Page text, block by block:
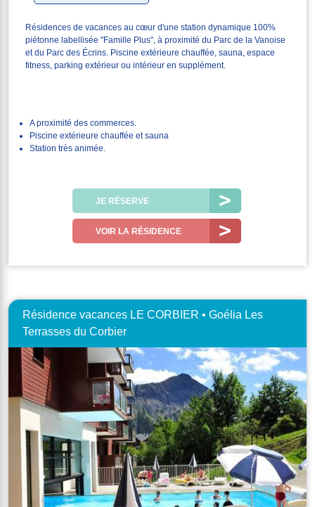
Résidences de vacances au cœur d'une station dynamique 100%
piétonne labellisée "Famille Plus", à proximité du Parc de la Vanoise
et du Parc des Écrins. Piscine extérieure chauffée, sauna, espace
fitness, parking extérieur ou intérieur en supplément.
A proximité des commerces.
Piscine extérieure chauffée et sauna
Station très animée.
JE RÉSERVE
VOIR LA RÉSIDENCE
Résidence vacances LE CORBIER • Goélia Les
Terrasses du Corbier